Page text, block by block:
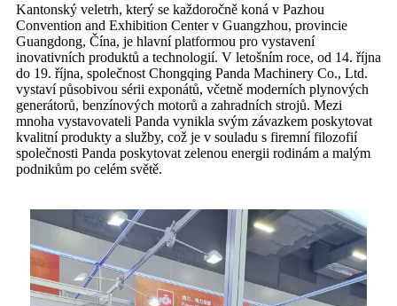
Kantonský veletrh, který se každoročně koná v Pazhou
Convention and Exhibition Center v Guangzhou, provincie
Guangdong, Čína, je hlavní platformou pro vystavení
inovativních produktů a technologií. V letošním roce, od 14. října
do 19. října, společnost Chongqing Panda Machinery Co., Ltd.
vystaví působivou sérii exponátů, včetně moderních plynových
generátorů, benzínových motorů a zahradních strojů. Mezi
mnoha vystavovateli Panda vynikla svým závazkem poskytovat
kvalitní produkty a služby, což je v souladu s firemní filozofií
společnosti Panda poskytovat zelenou energii rodinám a malým
podnikům po celém světě.